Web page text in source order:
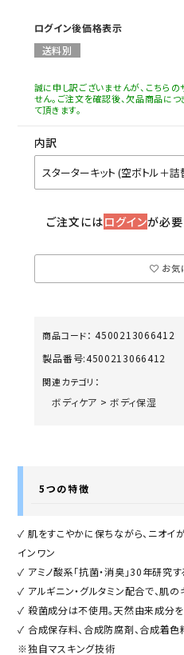
ログイン後価格表示
送料別
誠に申し訳ございませんが、こちら
せん。ご注文を確認後、欠品商品に
て頂きます。
内訳
ご注文にはログインが必
お気
商品コード： 4500213066412
製品番号:4500213066412
関連カテゴリ：
ボディケア >ボディ保湿
5つの特徴
✓ 肌をすこやかに保ちながら、ニオ
インワン
✓ アミノ酸系「抗菌・消臭」30年研究
✓ アルギニン・グルタミン配合で、肌
✓ 殺菌成分は不使用。天然由来成分を
✓ 合成保存料、合成防腐剤、合成着色
※独自マスキング技術